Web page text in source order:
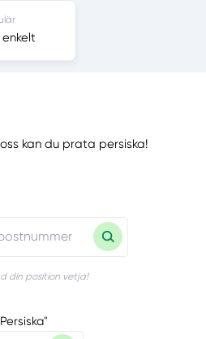
kan du prata persiska!
din position vetja!